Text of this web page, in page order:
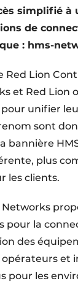
simplifié à
de
: hms-
Red Lion
et Red Lion
unifier
sont
bannière
plus
les clients.
pour la
des
et
pour les